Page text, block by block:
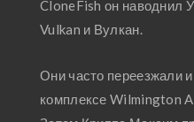
CloneFish он наводнил
Vulkan и Вулкан.
Они часто переезжали
комплексе Wilmington